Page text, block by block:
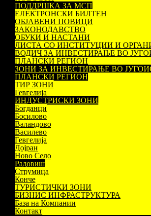
ПОДДРШКА ЗА МСП
ЕЛЕКТРОНСКИ БИЛТЕН
ОБЈАВЕНИ ПОВИЦИ
ЗАКОНОДАВСТВО
ОБУКИ И НАСТАНИ
ЛИСТА СО ИНСТИТУЦИИ И
ВОДИЧ ЗА ИНВЕСТИРАЊЕ ВО
ПЛАНСКИ РЕГИОН
ЗОНИ ЗА ИНВЕСТИРАЊЕ ВО
ПЛАНСКИ РЕГИОН
ТИР ЗОНИ
Гевгелија
ИНДУСТРИСКИ ЗОНИ
Богданци
Босилово
Валандово
Василево
Гевгелија
Дојран
Ново Село
Радовиш
Струмица
Конче
ТУРИСТИЧКИ ЗОНИ
БИЗНИС ИНФРАСТРУКТУРА
База на Компании
Контакт